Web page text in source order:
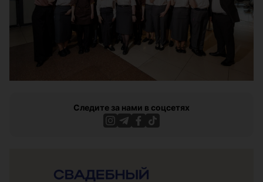
Следите за нами в соцсетях